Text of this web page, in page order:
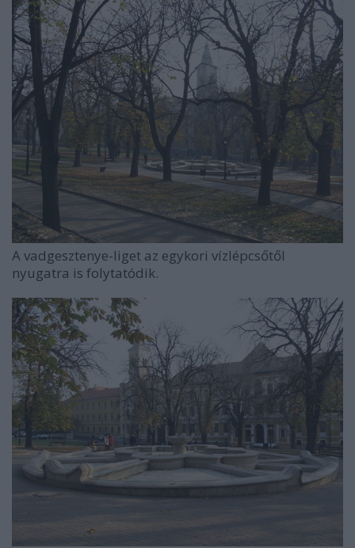
A vadgesztenye-liget az egykori vízlépcsőtől
nyugatra is folytatódik.